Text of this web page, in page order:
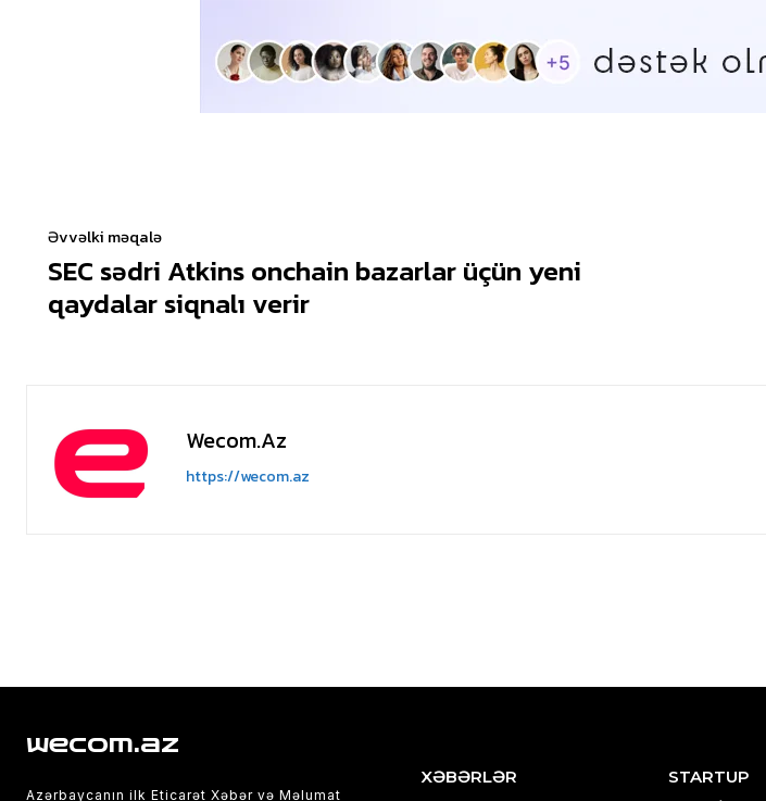
Əvvəlki məqalə
SEC sədri Atkins onchain bazarlar üçün yeni
qaydalar siqnalı verir
Wecom.az
https://wecom.az
wecom.az
Azərbaycanın ilk Eticarət Xəbər və Məlumat
XƏBƏRLƏR
STARTUP